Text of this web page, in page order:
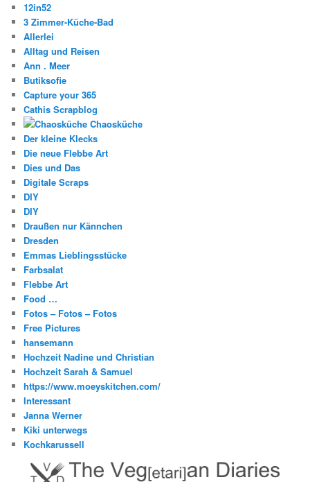
12in52
3 Zimmer-Küche-Bad
Allerlei
Alltag und Reisen
Ann . Meer
Butiksofie
Capture your 365
Cathis Scrapblog
Chaosküche
Der kleine Klecks
Die neue Flebbe Art
Dies und Das
Digitale Scraps
DIY
DIY
Draußen nur Kännchen
Dresden
Emmas Lieblingsstücke
Farbsalat
Flebbe Art
Food …
Fotos – Fotos – Fotos
Free Pictures
hansemann
Hochzeit Nadine und Christian
Hochzeit Sarah & Samuel
https://www.moeyskitchen.com/
Interessant
Janna Werner
Kiki unterwegs
Kochkarussell